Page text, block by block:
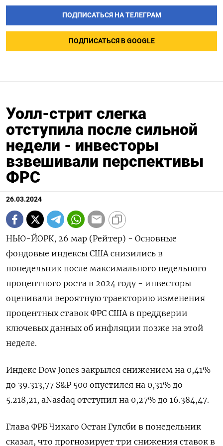
ПОДПИСАТЬСЯ НА ТЕЛЕГРАМ
ПОДПИСАТЬСЯ В GOOGLE
Уолл-стрит слегка
отступила после сильной
недели - инвесторы
взвешивали перспективы
ФРС
26.03.2024
НЬЮ-ЙОРК, 26 мар (Рейтер) - Основные
фондовые индексы США снизились в
понедельник после максимального недельного
процентного роста в 2024 году - инвесторы
оценивали вероятную траекторию изменения
процентных ставок ФРС США в преддверии
ключевых данных об инфляции позже на этой
неделе.
Индекс Dow Jones закрылся снижением на 0,41%
до 39.313,77 S&P 500 опустился на 0,31% до
5.218,21, а ​Nasdaq отступил на 0,27% до 16.384,47.
Глава ФРБ Чикаго Остан Гулсби в понедельник
сказал, что прогнозирует три снижения ставок в